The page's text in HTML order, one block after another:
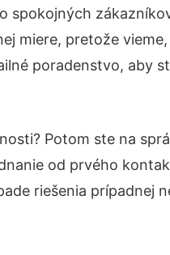
spokojných
miere, pretože
poradenstvo, aby
Potom ste na
od prvého
riešenia prípadnej